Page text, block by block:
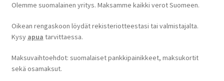
Olemme suomalainen yritys. Maksamme kaikki verot Suomeen.
Oikean rengaskoon löydät rekisteriotteestasi tai valmistajalta.
Kysy apua tarvittaessa.
Maksuvaihtoehdot: suomalaiset pankkipainikkeet, maksukortit
sekä osamaksut.